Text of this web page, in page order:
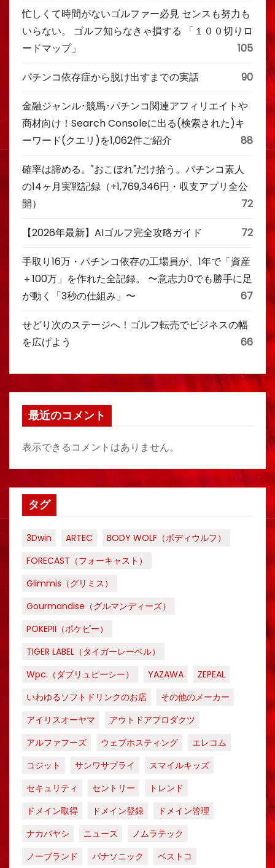
忙しくて時間がないゴルファー必見 センスも努力も
いらない。 ゴルフ知らなきゃ損する 「１００切りロ
ードマップ」
105
パチンコ依存症から脱け出すまでの実話 90
金融ジャンル･競馬･パチンコ関連アフィリエイトや
商材向け！Search Consoleに出る(検索された)キ
ーワード(クエリ)を1,062件ご紹介
88
確率は諦める。"おこぼれ"だけ拾う。パチンコ素人
の14ヶ月実戦記録（+1,769,346円・収支アプリ全公
開）
72
【2026年最新】AIゴルフ完全攻略ガイド 72
手取り16万・パチンコ依存の工場員が、1年で「資産
＋100万」を作れた全記録。 〜意志力0でも勝手に足
が動く「3秒の仕組み」〜
67
せどり次のステージへ！ゴルフ転売でビジネスの幅
を広げよう
66
最近のコメント
表示できるコメントはありません。
タグ
3Dwin ARTEC
BODY WOLF（ボディウルフ）
FORECAST（フォーキャスト）
Glimmis（グリミス）
Gourmandise（グルマンディーズ）
POKEPII（ポケピー）
TIGER LABEL（タイガーレーベル）
Wpc.（ダブリュピーシー）
YAZAWA
ZEPEAL
いわゆるソフトドリンクのお店
その他のメーカー
アイリスオーヤマ
アウトドアプロダクツ
アルファフーズ
ウェブホスティング
エレコム
コジット
サンワサプライ
スマイルキッズ
セキュリティ
セントリー
トレンド
ドメイン取得
ドメイン登録
ドメイン管理
ナカバヤシ
ニュース
ノムラテック
ノーブランド
パナソニック ベストコ